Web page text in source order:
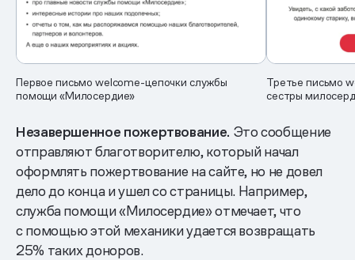
Первое письмо welcome-цепочки службы
помощи «Милосердие»
Третье письмо
сестры
Незавершенное пожертвование. Это сообщение
отправляют благотворителю, который начал
оформлять пожертвование на сайте, но не довел
дело до конца и ушел со страницы. Например,
служба помощи «Милосердие» отмечает, что
с помощью этой механики удается возвращать
25% таких доноров.